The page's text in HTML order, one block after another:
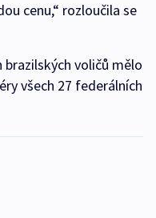
cenu,“ rozloučila se
brazilských voličů mělo
všech 27 federálních